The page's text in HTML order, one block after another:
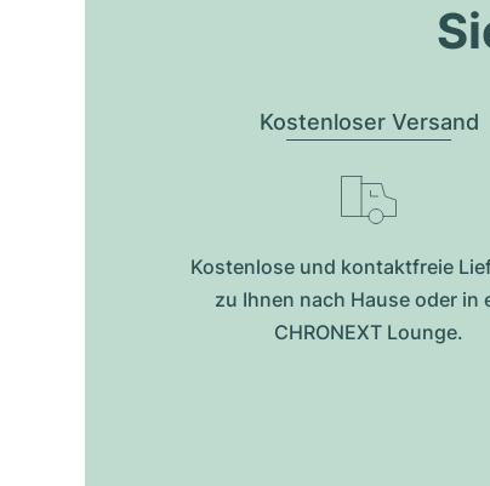
Kostenloser Versand
Kostenlose und kontaktfreie
zu Ihnen nach Hause oder in
CHRONEXT Lounge.